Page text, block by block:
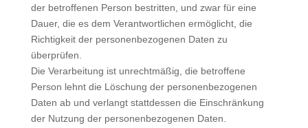
der betroffenen Person bestritten, und zwar für eine
Dauer, die es dem Verantwortlichen ermöglicht, die
Richtigkeit der personenbezogenen Daten zu
überprüfen.
Die Verarbeitung ist unrechtmäßig, die betroffene
Person lehnt die Löschung der personenbezogenen
Daten ab und verlangt stattdessen die Einschränkung
der Nutzung der personenbezogenen Daten.